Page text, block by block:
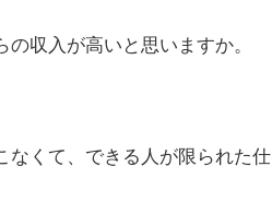
収入が高いと思いますか。
なくて、できる人が限られた仕